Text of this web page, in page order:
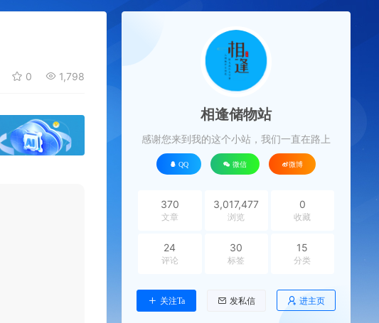
0 1,798
相逢储物站
感谢您来到我的这个小站，我们一直在路上
QQ 微信 微博
370
文章
3,017,477
浏览
0
收藏
24
评论
30
标签
15
分类
关注Ta 发私信 进主页